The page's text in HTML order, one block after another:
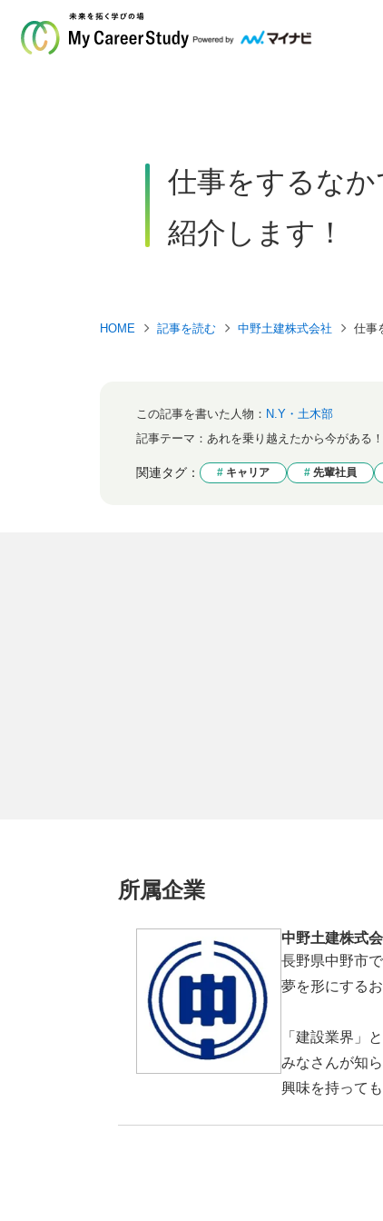
仕事をするな
紹介します！
HOME 記事を読む 中野土建株式会社 仕事
この記事を書いた人物： N.Y・土木部
記事テーマ： あれを乗り越えたから今がある
関連タグ： キャリア 先輩社員
所属企業
中野土建株式
長野県中野市
夢を形にする
「建設業界」
みなさんが知
興味を持って